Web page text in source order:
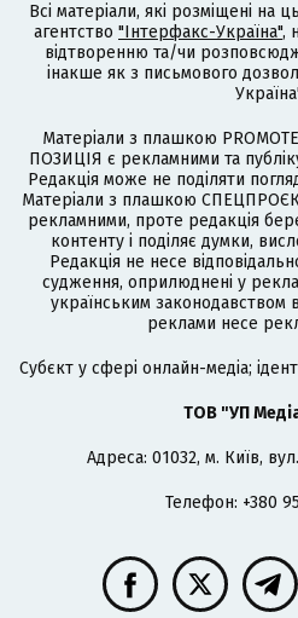
Всі матеріали, які розміщені на
агентство "Інтерфакс-Україна",
відтворенню та/чи
інакше як з письмового
Матеріали з плашкою
ПОЗИЦІЯ є рекламними та
Редакція може не поділяти
Матеріали з плашкою
рекламними, проте редакція
контенту і поділяє думки,
Редакція не несе
судження, оприлюднені у
українським законодавством
реклами несе
Cубєкт у сфері онлайн-медіа;
ТОВ "УП
Адреса: 01032, м. Київ,
Телефон: +380